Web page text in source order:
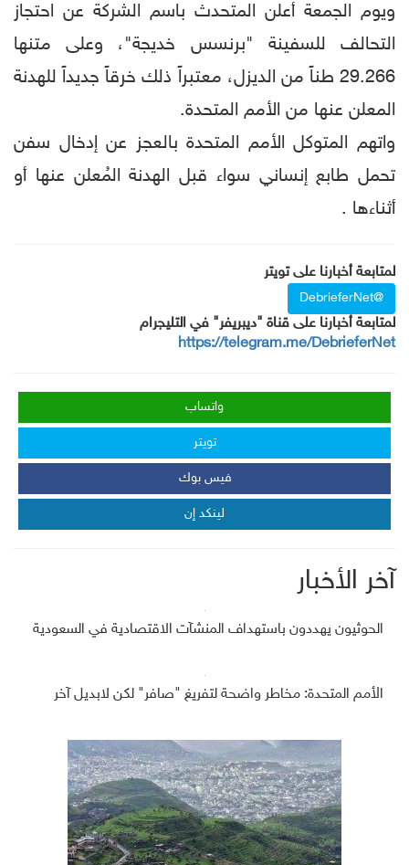
ويوم الجمعة أعلن المتحدث باسم الشركة عن احتجاز
التحالف للسفينة "برنسس خديجة"، وعلى متنها
29.266 طناً من الديزل، معتبراً ذلك خرقاً جديداً للهدنة
المعلن عنها من الأمم المتحدة.
واتهم المتوكل الأمم المتحدة بالعجز عن إدخال سفن
تحمل طابع إنساني سواء قبل الهدنة المُعلن عنها أو
أثناءها .
لمتابعة أخبارنا على تويتر
@DebrieferNet
لمتابعة أخبارنا على قناة "ديبريفر" في التليجرام
https://telegram.me/DebrieferNet
واتساب
تويتر
فيس بوك
لينكد إن
آخر الأخبار
الحوثيون يهددون باستهداف المنشآت الاقتصادية في السعودية
الأمم المتحدة: مخاطر واضحة لتفريغ "صافر" لكن لابديل آخر